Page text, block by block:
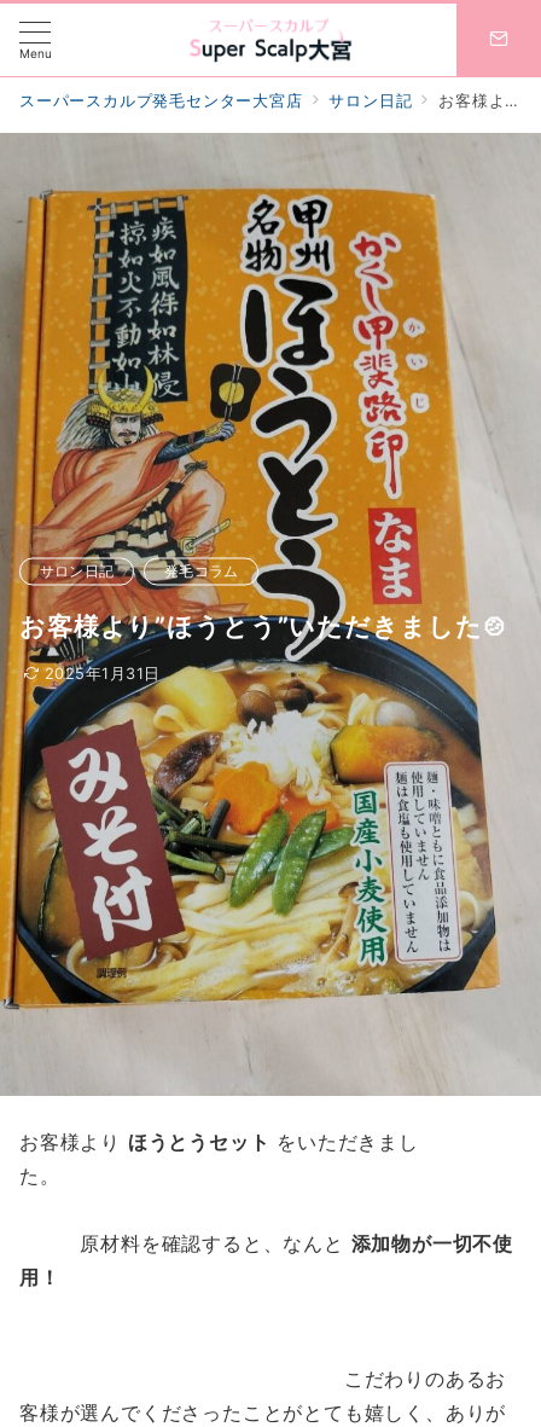
Menu
スーパースカルプ発毛センター大宮店 サロン日記 お客様より”ほうとう”いただきました🍲
サロン日記 発毛コラム
お客様より”ほうとう”いただきました🍲
2025年1月31日
お客様より ほうとうセット をいただきまし
た。
原材料を確認すると、なんと 添加物が一切不使
用！
こだわりのあるお
客様が選んでくださったことがとても嬉しく、ありが